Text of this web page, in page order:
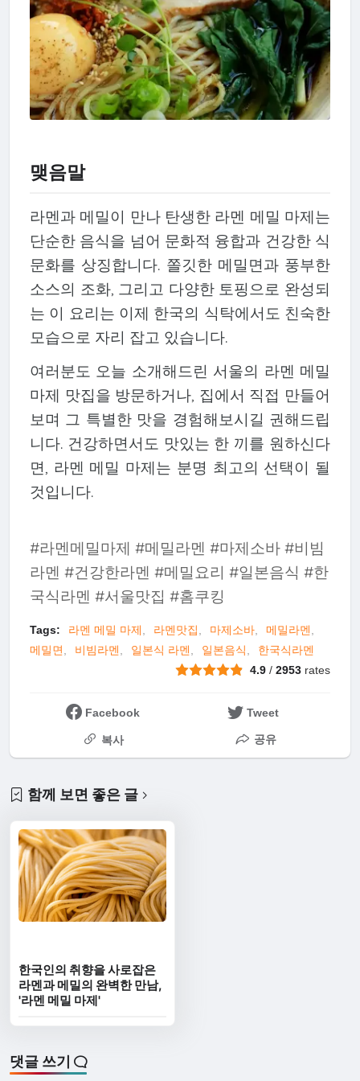
맺음말
라멘과 메밀이 만나 탄생한 라멘 메밀 마제는
단순한 음식을 넘어 문화적 융합과 건강한 식
문화를 상징합니다. 쫄깃한 메밀면과 풍부한
소스의 조화, 그리고 다양한 토핑으로 완성되
는 이 요리는 이제 한국의 식탁에서도 친숙한
모습으로 자리 잡고 있습니다.
여러분도 오늘 소개해드린 서울의 라멘 메밀
마제 맛집을 방문하거나, 집에서 직접 만들어
보며 그 특별한 맛을 경험해보시길 권해드립
니다. 건강하면서도 맛있는 한 끼를 원하신다
면, 라멘 메밀 마제는 분명 최고의 선택이 될
것입니다.
#라멘메밀마제 #메밀라멘 #마제소바 #비빔
라멘 #건강한라멘 #메밀요리 #일본음식 #한
국식라멘 #서울맛집 #홈쿠킹
Tags: 라멘 메밀 마제 라멘맛집 마제소바
메밀라멘
메밀면
비빔라멘 일본식 라멘 일본음식
한국식라멘
4.9 /2953 rates
Facebook Tweet
복사 공유
함께 보면 좋은 글
한국인의 취향을 사로잡은
라멘과 메밀의 완벽한 만남,
'라멘 메밀 마제'
댓글 쓰기